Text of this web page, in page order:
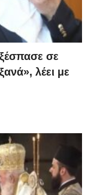
σε
λέει με